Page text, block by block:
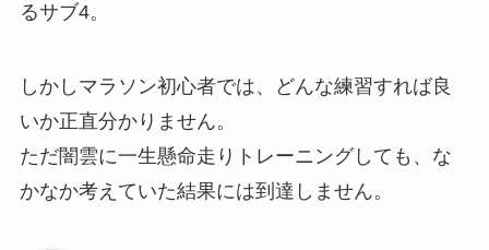
るサブ4。
しかしマラソン初心者では、どんな練習すれば良
いか正直分かりません。
ただ闇雲に一生懸命走りトレーニングしても、な
かなか考えていた結果には到達しません。